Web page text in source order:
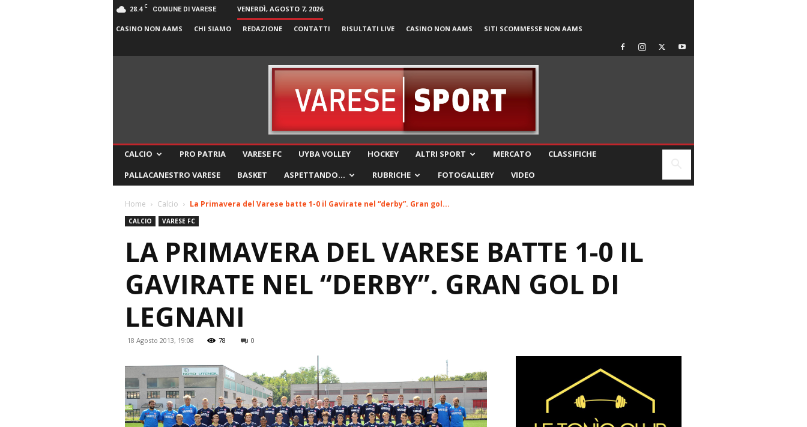
28.4 C COMUNE DI VARESE VENERDÌ, AGOSTO 7, 2026
CASINO NON AAMS CHI SIAMO REDAZIONE CONTATTI RISULTATI LIVE CASINO NON AAMS SITI SCOMMESSE NON AAMS
CALCIO PRO PATRIA VARESE FC UYBA VOLLEY HOCKEY ALTRI SPORT MERCATO
CLASSIFICHE
PALLACANESTRO VARESE
BASKET ASPETTANDO… RUBRICHE FOTOGALLERY VIDEO
Home Calcio La Primavera del Varese batte 1-0 il Gavirate nel “derby”. Gran gol...
CALCIO VARESE FC
LA PRIMAVERA DEL VARESE BATTE 1-0 IL
GAVIRATE NEL “DERBY”. GRAN GOL DI
LEGNANI
18 Agosto 2013, 19:08 78 0